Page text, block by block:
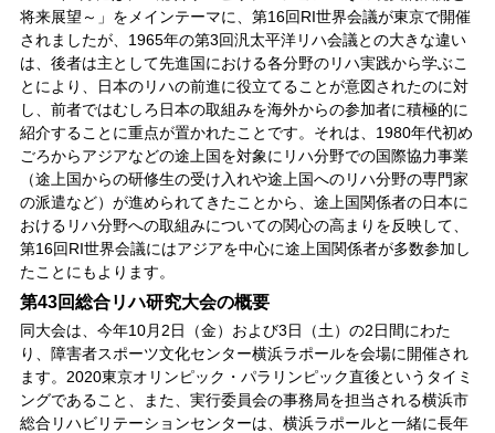
将来展望～」をメインテーマに、第16回RI世界会議が東京で開催
されましたが、1965年の第3回汎太平洋リハ会議との大きな違い
は、後者は主として先進国における各分野のリハ実践から学ぶこ
とにより、日本のリハの前進に役立てることが意図されたのに対
し、前者ではむしろ日本の取組みを海外からの参加者に積極的に
紹介することに重点が置かれたことです。それは、1980年代初め
ごろからアジアなどの途上国を対象にリハ分野での国際協力事業
（途上国からの研修生の受け入れや途上国へのリハ分野の専門家
の派遣など）が進められてきたことから、途上国関係者の日本に
おけるリハ分野への取組みについての関心の高まりを反映して、
第16回RI世界会議にはアジアを中心に途上国関係者が多数参加し
たことにもよります。
第43回総合リハ研究大会の概要
同大会は、今年10月2日（金）および3日（土）の2日間にわた
り、障害者スポーツ文化センター横浜ラポールを会場に開催され
ます。2020東京オリンピック・パラリンピック直後というタイミ
ングであること、また、実行委員会の事務局を担当される横浜市
総合リハビリテーションセンターは、横浜ラポールと一緒に長年